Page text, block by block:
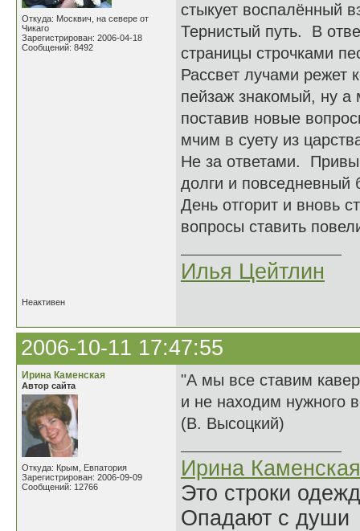
Откуда: Москвич, на севере от
Чикаго
Зарегистрирован: 2006-04-18
Сообщений: 8492
стыкует воспалённый
Тернистый путь. В
страницы строчками
Рассвет лучами режет
пейзаж знакомый, ну а
поставив новые
мчим в суету из
Не за ответами.
долги и повседневный
День отгорит и вновь
вопросы ставить
Илья Цейтлин
Неактивен
2006-10-11 17:47:55
Ирина Каменская
Автор сайта
Откуда: Крым, Евпатория
Зарегистрирован: 2006-09-09
Сообщений: 12766
"А мы все ставим
и не находим нужного
(В. Высоцкий)
Ирина Каменская
Это строки
Опадают с души